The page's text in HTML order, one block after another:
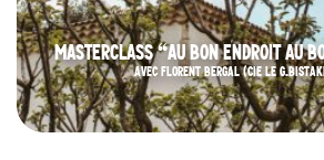
MASTERCLASS “AU BON ENDROIT AU
AVEC FLORENT BERGAL (CIE LE